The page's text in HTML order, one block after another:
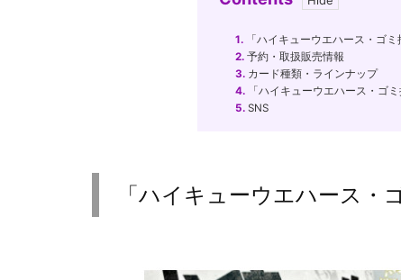
1. 「ハイキューウエハース・ゴ
2. 予約・取扱販売情報
3. カード種類・ラインナップ
4. 「ハイキューウエハース・ゴ
5. SNS
「ハイキューウエハース・